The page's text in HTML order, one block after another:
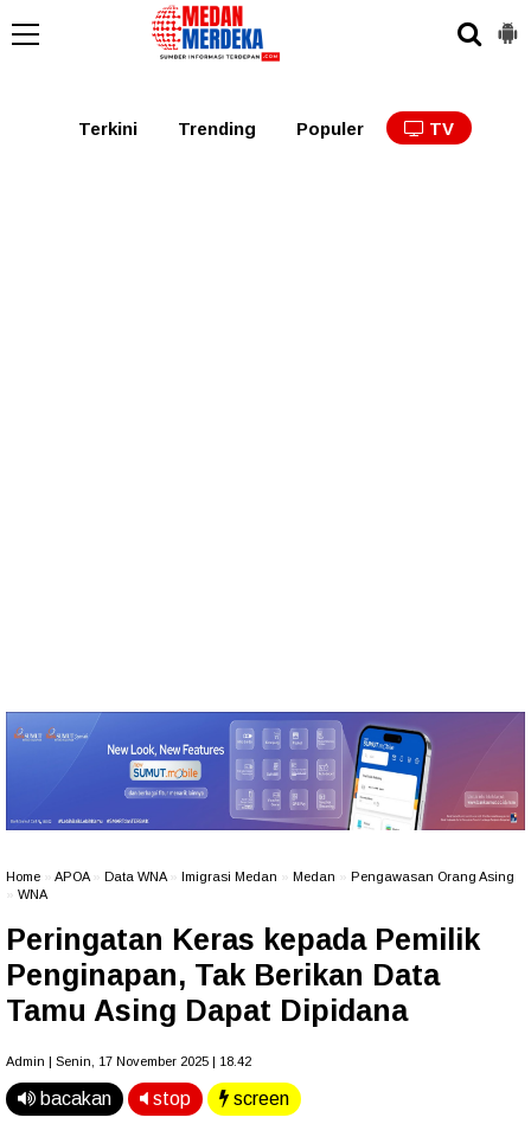
Tabagsel Tapanuli
Terkini Trending Populer TV
Home APOA» Data WNA» Imigrasi Medan Medan
Pengawasan Orang Asing
WNA
Peringatan Keras kepada Pemilik
Penginapan, Tak Berikan Data
Tamu Asing Dapat Dipidana
Admin | Senin, 17 November 2025 | 18.42
bacakan stop screen